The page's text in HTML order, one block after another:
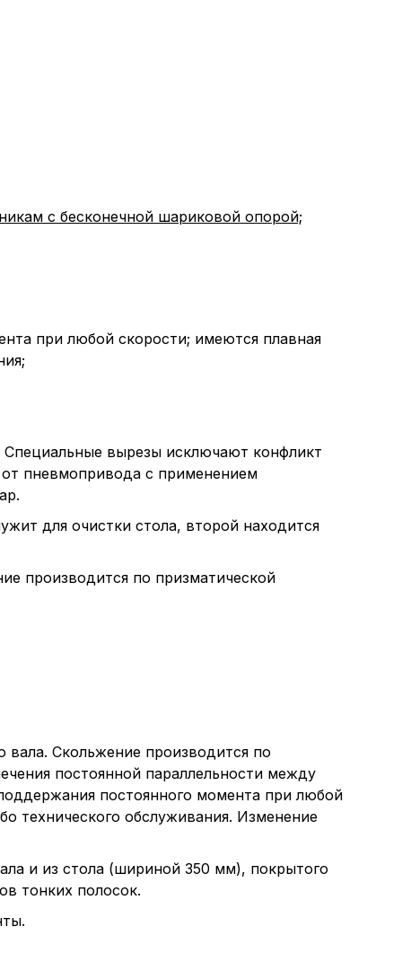
с бесконечной шариковой опорой;
при любой скорости; имеются плавная
вырезы исключают конфликт
от пневмопривода с применением
для очистки стола, второй находится
производится по призматической
Скольжение производится по
постоянной параллельности между
постоянного момента при любой
технического обслуживания. Изменение
и из стола (шириной 350 мм), покрытого
тонких полосок.